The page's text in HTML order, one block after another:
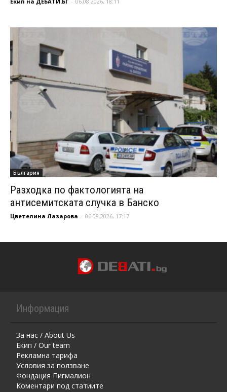
България
Разходка по фактологията на
антисемитската случка в Банско
Цветелина Лазарова - 06.08.2026, 17:17
Информация
За нас / About Us
Екип / Our team
Рекламна тарифа
Условия за ползване
Фондация Пигмалион
Kоментaри под статиите